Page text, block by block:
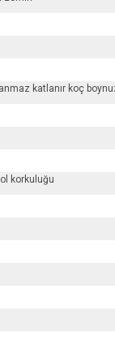
katlanır koç
korkuluğu